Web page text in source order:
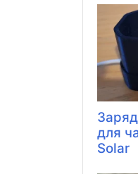
для
Solar